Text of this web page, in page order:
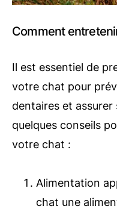
Comment
Il est essentiel de
votre chat pour
dentaires et assurer
quelques conseils
votre chat :
Alimentation
chat une